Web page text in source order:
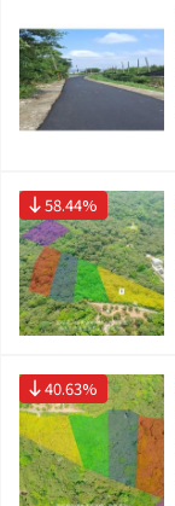
58.44%
40.63%